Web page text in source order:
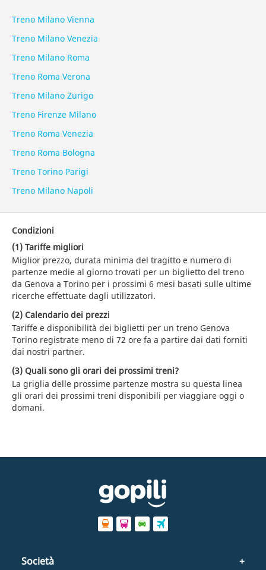
Treno Milano Vienna
Treno Milano Venezia
Treno Milano Roma
Treno Roma Verona
Treno Milano Zurigo
Treno Firenze Milano
Treno Roma Venezia
Treno Roma Bologna
Treno Torino Parigi
Treno Milano Napoli
Condizioni
(1) Tariffe migliori
Miglior prezzo, durata minima del tragitto e numero di
partenze medie al giorno trovati per un biglietto del treno
da Genova a Torino per i prossimi 6 mesi basati sulle ultime
ricerche effettuate dagli utilizzatori.
(2) Calendario dei prezzi
Tariffe e disponibilità dei biglietti per un treno Genova
Torino registrate meno di 72 ore fa a partire dai dati forniti
dai nostri partner.
(3) Quali sono gli orari dei prossimi treni?
La griglia delle prossime partenze mostra su questa linea
gli orari dei prossimi treni disponibili per viaggiare oggi o
domani.
Società